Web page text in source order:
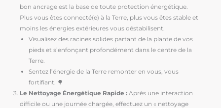
bon ancrage est la base de toute protection énergétique.
Plus vous êtes connecté(e) à la Terre, plus vous êtes stable et
moins les énergies extérieures vous déstabilisent.
Visualisez des racines solides partant de la plante de vos
pieds et s’enfonçant profondément dans le centre de la
Terre.
Sentez l’énergie de la Terre remonter en vous, vous
fortifiant. 🌳
Le Nettoyage Énergétique Rapide : Après une interaction
difficile ou une journée chargée, effectuez un « nettoyage